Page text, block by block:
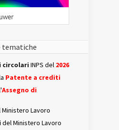
tematiche
circolari INPS del 2026
Patente a crediti
Assegno di
Ministero Lavoro
del Ministero Lavoro